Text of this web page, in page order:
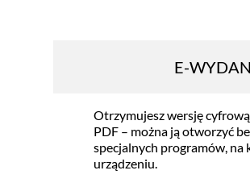
E-
Otrzymujesz wersję
PDF – można ją otworzyć
specjalnych programów, na
urządzeniu.